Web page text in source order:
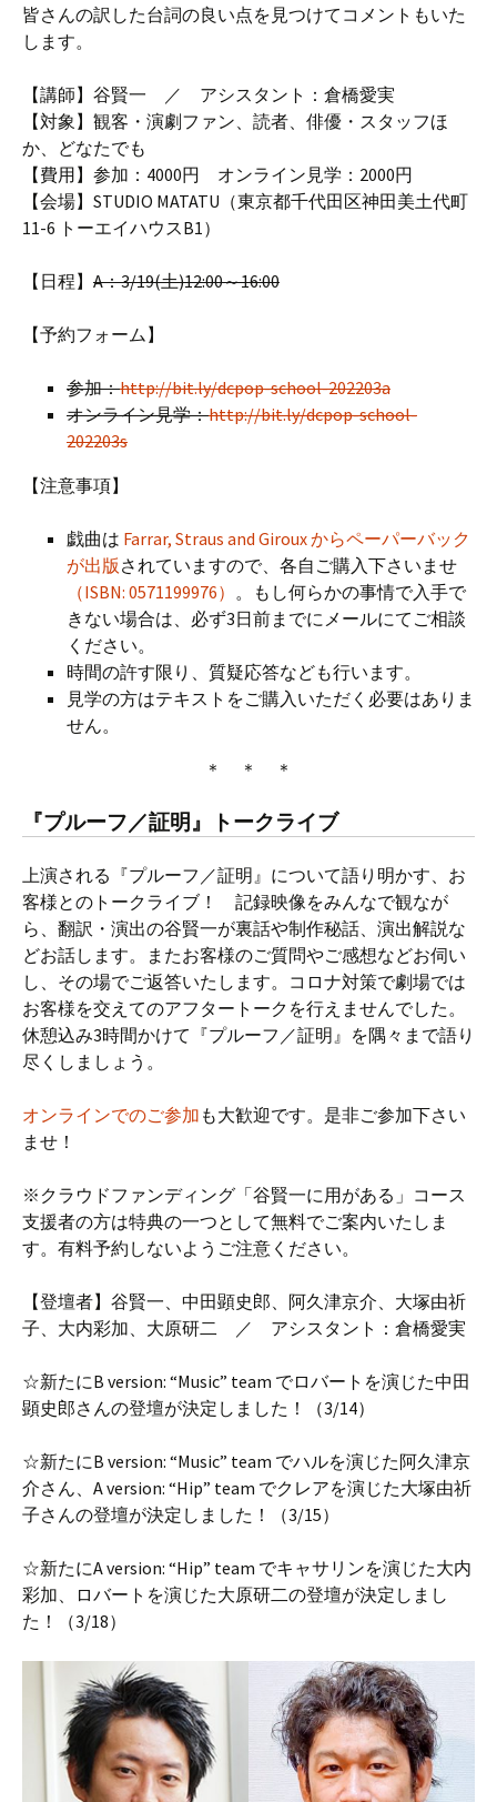
皆さんの訳した台詞の良い点を見つけてコメントもいた
します。
【講師】谷賢一 ／ アシスタント：倉橋愛実
【対象】観客・演劇ファン、読者、俳優・スタッフほ
か、どなたでも
【費用】参加：4000円 オンライン見学：2000円
【会場】STUDIO MATATU（東京都千代田区神田美土代町
11-6 トーエイハウスB1）
【日程】 A：3/19(土)12:00～16:00
【予約フォーム】
参加：http://bit.ly/dcpop-school-202203a
オンライン見学：http://bit.ly/dcpop-school-
202203s
【注意事項】
戯曲は Farrar, Straus and Giroux からペーパーバック
が出版 されていますので、各自ご購入下さいませ
（ISBN: 0571199976） 。もし何らかの事情で入手で
きない場合は、必ず3日前までにメールにてご相談
ください。
時間の許す限り、質疑応答なども行います。
見学の方はテキストをご購入いただく必要はありま
せん。
＊ ＊ ＊
『プルーフ／証明』トークライブ
上演される『プルーフ／証明』について語り明かす、お
客様とのトークライブ！ 記録映像をみんなで観なが
ら、翻訳・演出の谷賢一が裏話や制作秘話、演出解説な
どお話します。またお客様のご質問やご感想などお伺い
し、その場でご返答いたします。コロナ対策で劇場では
お客様を交えてのアフタートークを行えませんでした。
休憩込み3時間かけて『プルーフ／証明』を隅々まで語り
尽くしましょう。
オンラインでのご参加 も大歓迎です。是非ご参加下さい
ませ！
※クラウドファンディング「谷賢一に用がある」コース
支援者の方は特典の一つとして無料でご案内いたしま
す。有料予約しないようご注意ください。
【登壇者】谷賢一、中田顕史郎、阿久津京介、大塚由祈
子、大内彩加、大原研二 ／ アシスタント：倉橋愛実
☆新たにB version: “Music” team でロバートを演じた中田
顕史郎さんの登壇が決定しました！（3/14）
☆新たにB version: “Music” team でハルを演じた阿久津京
介さん、A version: “Hip” team でクレアを演じた大塚由祈
子さんの登壇が決定しました！（3/15）
☆新たにA version: “Hip” team でキャサリンを演じた大内
彩加、ロバートを演じた大原研二の登壇が決定しまし
た！（3/18）